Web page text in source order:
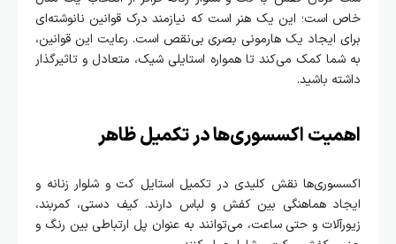
خاص است؛ این یک هنر است که نیازمند درک قوانین نانوشته‌ای
برای ایجاد یک هارمونی بصری بی‌نقص است. رعایت این قوانین،
به شما کمک می‌کند تا همواره استایلی شیک، متعادل و تاثیرگذار
داشته باشید.
اهمیت اکسسوری‌ها در تکمیل ظاهر
اکسسوری‌ها نقش کلیدی در تکمیل استایل کت و شلوار زنانه و
ایجاد هماهنگی بین کفش و لباس دارند. کیف دستی، کمربند،
زیورآلات و حتی ساعت، می‌توانند به عنوان پل ارتباطی بین رنگ و